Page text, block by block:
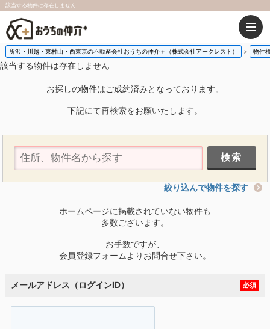
該当する物件は存在しません
所沢・川越・東村山・西東京の不動産会社おうちの仲介＋（株式会社アークレスト） 物件
該当する物件は存在しません
お探しの物件はご成約済みとなっております。
下記にて再検索をお願いたします。
絞り込んで物件を探す
ホームページに掲載されていない物件も
多数ございます。
お手数ですが、
会員登録フォームよりお問合せ下さい。
メールアドレス（ログインID） 必須